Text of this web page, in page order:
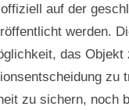
auf der
werden.
das Objekt
zu
zu sichern, noch